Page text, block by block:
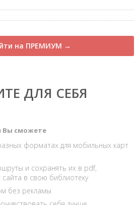
на ПРЕМИУМ →
ДЛЯ СЕБЯ
Вы сможете
форматах для мобильных карт
и сохранять их в pdf,
сайта в свою библиотеку
без рекламы